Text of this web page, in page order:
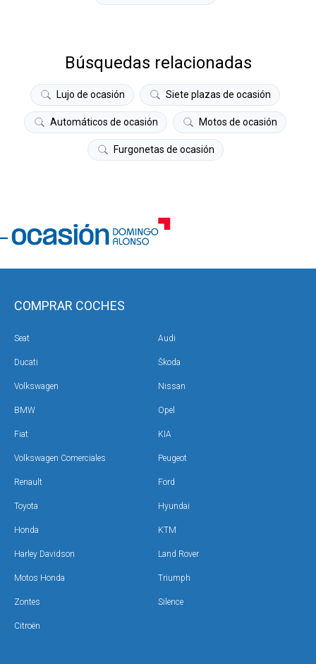
Búsquedas relacionadas
Lujo de ocasión Siete plazas de ocasión
Automáticos de ocasión Motos de ocasión
Furgonetas de ocasión
COMPRAR COCHES
Seat Audi
Ducati Škoda
Volkswagen Nissan
BMW Opel
Fiat KIA
Volkswagen Comerciales Peugeot
Renault Ford
Toyota Hyundai
Honda KTM
Harley Davidson Land Rover
Motos Honda Triumph
Zontes Silence
Citroën